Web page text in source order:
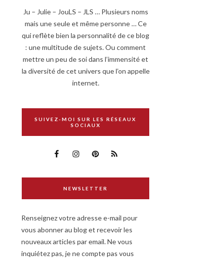
Ju – Julie – JouLS – JLS … Plusieurs noms
mais une seule et même personne … Ce
qui reflète bien la personnalité de ce blog
: une multitude de sujets. Ou comment
mettre un peu de soi dans l’immensité et
la diversité de cet univers que l’on appelle
internet.
SUIVEZ-MOI SUR LES RÉSEAUX
SOCIAUX
NEWSLETTER
Renseignez votre adresse e-mail pour
vous abonner au blog et recevoir les
nouveaux articles par email. Ne vous
inquiétez pas, je ne compte pas vous